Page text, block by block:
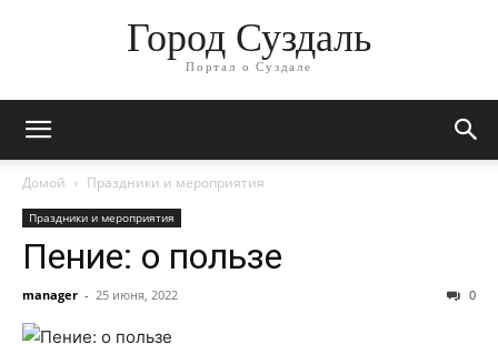
Город Суздаль
Портал о Суздале
Домой Праздники и мероприятия
Праздники и мероприятия
Пение: о пользе
manager - 25 июня, 2022 0